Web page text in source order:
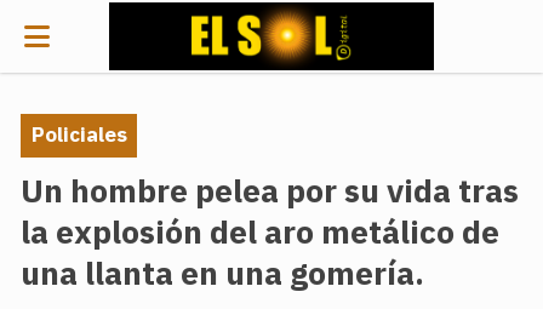
Un hombre pelea por su vida tras
la explosión del aro metálico de
una llanta en una gomería.
Policiales